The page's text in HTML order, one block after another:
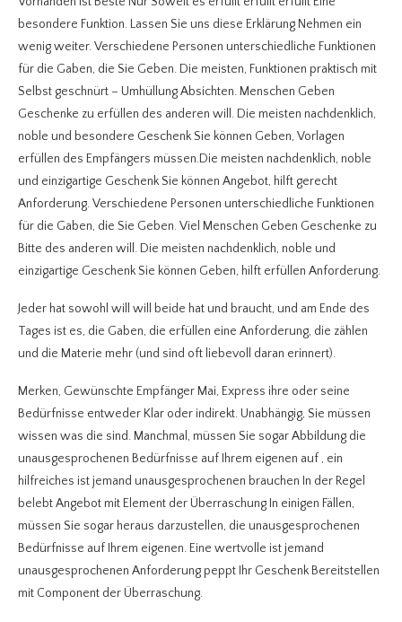
besondere Funktion. Lassen Sie uns diese Erklärung Nehmen ein
wenig weiter. Verschiedene Personen unterschiedliche Funktionen
für die Gaben, die Sie Geben. Die meisten, Funktionen praktisch mit
Selbst geschnürt – Umhüllung Absichten. Menschen Geben
Geschenke zu erfüllen des anderen will. Die meisten nachdenklich,
noble und besondere Geschenk Sie können Geben, Vorlagen
erfüllen des Empfängers müssen.Die meisten nachdenklich, noble
und einzigartige Geschenk Sie können Angebot, hilft gerecht
Anforderung. Verschiedene Personen unterschiedliche Funktionen
für die Gaben, die Sie Geben. Viel Menschen Geben Geschenke zu
Bitte des anderen will. Die meisten nachdenklich, noble und
einzigartige Geschenk Sie können Geben, hilft erfüllen Anforderung.
Jeder hat sowohl will will beide hat und braucht, und am Ende des
Tages ist es, die Gaben, die erfüllen eine Anforderung, die zählen
und die Materie mehr (und sind oft liebevoll daran erinnert).
Merken, Gewünschte Empfänger Mai, Express ihre oder seine
Bedürfnisse entweder Klar oder indirekt. Unabhängig, Sie müssen
wissen was die sind. Manchmal, müssen Sie sogar Abbildung die
unausgesprochenen Bedürfnisse auf Ihrem eigenen auf , ein
hilfreiches ist jemand unausgesprochenen brauchen In der Regel
belebt Angebot mit Element der Überraschung In einigen Fällen,
müssen Sie sogar heraus darzustellen, die unausgesprochenen
Bedürfnisse auf Ihrem eigenen. Eine wertvolle ist jemand
unausgesprochenen Anforderung peppt Ihr Geschenk Bereitstellen
mit Component der Überraschung.